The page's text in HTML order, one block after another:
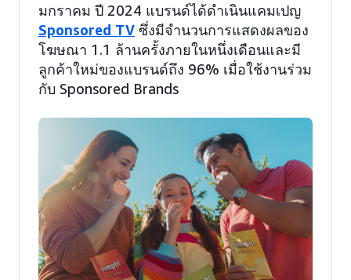
มกราคม ปี 2024 แบรนด์ได้ดำเนินแคมเปญ
Sponsored TV ซึ่งมีจำนวนการแสดงผลของ
โฆษณา 1.1 ล้านครั้งภายในหนึ่งเดือนและมี
ลูกค้าใหม่ของแบรนด์ถึง 96% เมื่อใช้งานร่วม
กับ Sponsored Brands